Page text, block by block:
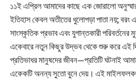
১১ই এপ্রিল আমাদের কাছে এক জোরালো
ইতিহাস কেবল অতীতের ধুলোপড়া পাতা নয়; বরং
সাংস্কৃতিক প্রভাব এবং যুগান্তকারী পরিবর্তনের
একেবারে নতুন কিছুর উদ্ভব থেকে শুরু করে এই
প্রতিভাধর মানুষদের জীবন—প্রতিটি ঘটনাই
একেকটি অনন্য সুতো বুনে দেয়। এই